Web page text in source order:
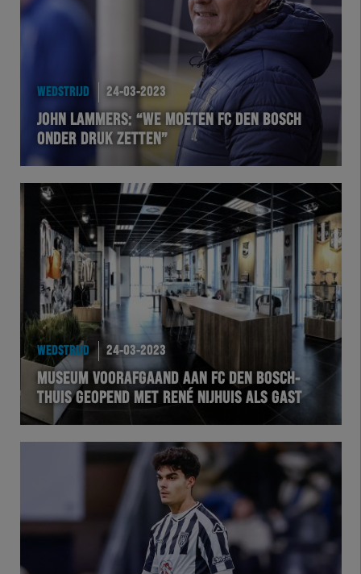
WEDSTRIJD 24-03-2023
JOHN LAMMERS: “WE MOETEN FC DEN BOSCH
ONDER DRUK ZETTEN”
WEDSTRIJD 24-03-2023
MUSEUM VOORAFGAAND AAN FC DEN BOSCH-
THUIS GEOPEND MET RENÉ NIJHUIS ALS GAST